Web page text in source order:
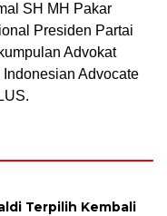
SH MH Pakar
Presiden Partai
Advokat
Advocate
Terpilih Kembali